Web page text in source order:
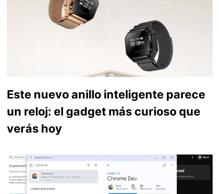
Este nuevo anillo inteligente parece
un reloj: el gadget más curioso que
verás hoy